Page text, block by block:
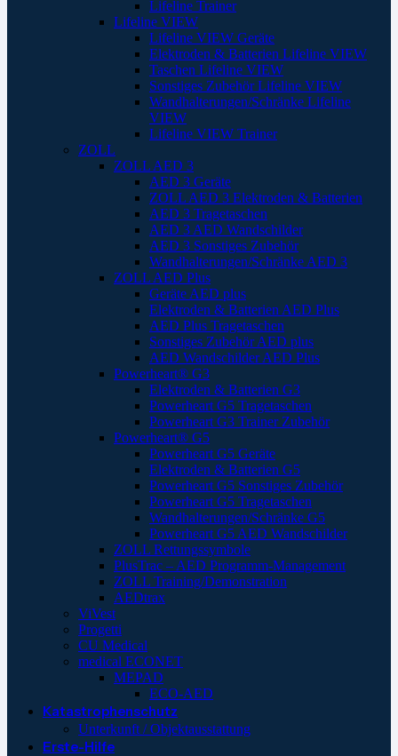
Lifeline Trainer
Lifeline VIEW
Lifeline VIEW Geräte
Elektroden & Batterien Lifeline VIEW
Taschen Lifeline VIEW
Sonstiges Zubehör Lifeline VIEW
Wandhalterungen/Schränke Lifeline
VIEW
Lifeline VIEW Trainer
ZOLL
ZOLL AED 3
AED 3 Geräte
ZOLL AED 3 Elektroden & Batterien
AED 3 Tragetaschen
AED 3 AED Wandschilder
AED 3 Sonstiges Zubehör
Wandhalterungen/Schränke AED 3
ZOLL AED Plus
Geräte AED plus
Elektroden & Batterien AED Plus
AED Plus Tragetaschen
Sonstiges Zubehör AED plus
AED Wandschilder AED Plus
Powerheart® G3
Elektroden & Batterien G3
Powerheart G5 Tragetaschen
Powerheart G3 Trainer Zubehör
Powerheart® G5
Powerheart G5 Geräte
Elektroden & Batterien G5
Powerheart G5 Sonstiges Zubehör
Powerheart G5 Tragetaschen
Wandhalterungen/Schränke G5
Powerheart G5 AED Wandschilder
ZOLL Rettungssymbole
PlusTrac – AED Programm-Management
ZOLL Training/Demonstration
AEDtrax
ViVest
Progetti
CU Medical
medical ECONET
MEPAD
ECO-AED
Katastrophenschutz
Unterkunft / Objektausstattung
Erste-Hilfe